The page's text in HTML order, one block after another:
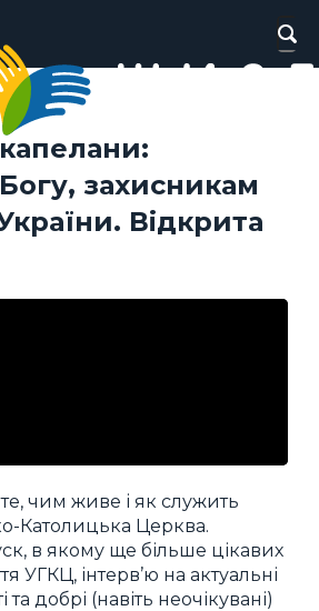
капелани:
захисникам
Відкрита
чим живе і як служить
Католицька Церква.
в якому ще більше цікавих
УГКЦ, інтерв’ю на актуальні
та добрі (навіть неочікувані)